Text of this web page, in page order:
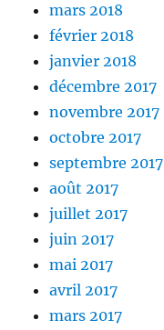
mars 2018
février 2018
janvier 2018
décembre 2017
novembre 2017
octobre 2017
septembre 2017
août 2017
juillet 2017
juin 2017
mai 2017
avril 2017
mars 2017